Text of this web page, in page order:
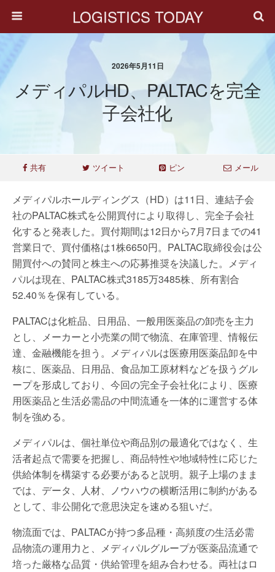
LOGISTICS TODAY
2026年5月11日
メディパルHD、PALTACを完全
子会社化
共有 ツイート ピン メール
メディパルホールディングス（HD）は11日、連結子会
社のPALTAC株式を公開買付により取得し、完全子会社
化すると発表した。買付期間は12日から7月7日までの41
営業日で、買付価格は1株6650円。PALTAC取締役会は公
開買付への賛同と株主への応募推奨を決議した。メディ
パルは現在、PALTAC株式3185万3485株、所有割合
52.40％を保有している。
PALTACは化粧品、日用品、一般用医薬品の卸売を主力
とし、メーカーと小売業の間で物流、在庫管理、情報伝
達、金融機能を担う。メディパルは医療用医薬品卸を中
核に、医薬品、日用品、食品加工原材料などを扱うグル
ープを形成しており、今回の完全子会社化により、医療
用医薬品と生活必需品の中間流通を一体的に運営する体
制を強める。
メディパルは、個社単位や商品別の最適化ではなく、生
活者起点で需要を把握し、商品特性や地域特性に応じた
供給体制を構築する必要があると説明。親子上場のまま
では、データ、人材、ノウハウの横断活用に制約がある
として、非公開化で意思決定を速める狙いだ。
物流面では、PALTACが持つ多品種・高頻度の生活必需
品物流の運用力と、メディパルグループが医薬品流通で
培った厳格な品質・供給管理を組み合わせる。両社はロ